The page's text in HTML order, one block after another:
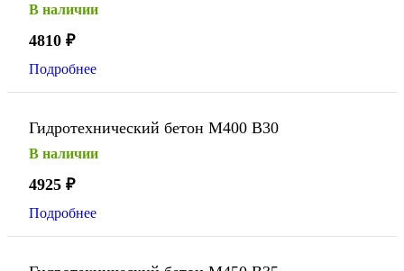
В наличии
4810 ₽
Подробнее
Гидротехнический бетон М400 В30
В наличии
4925 ₽
Подробнее